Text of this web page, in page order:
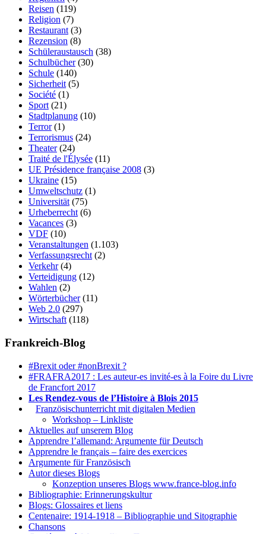
Reisen (119)
Religion (7)
Restaurant (3)
Rezension (8)
Schüleraustausch (38)
Schulbücher(30)
Schule (140)
Sicherheit (5)
Société (1)
Sport (21)
Stadtplanung (10)
Terror(1)
Terrorismus (24)
Theater(24)
Traité de l'Élysée (11)
UE Présidence française 2008 (3)
Ukraine (15)
Umweltschutz (1)
Universität (75)
Urheberrecht (6)
Vacances (3)
VDF (10)
Veranstaltungen (1.103)
Verfassungsrecht (2)
Verkehr(4)
Verteidigung (12)
Wahlen (2)
Wörterbücher(11)
Web 2.0 (297)
Wirtschaft (118)
Frankreich-Blog
#Brexit oder #nonBrexit ?
#FRAFRA2017 : Les auteur-es invité-es à la Foire du Livre
de Francfort 2017
Les Rendez-vous de l’Histoire à Blois 2015
Französischunterricht mit digitalen Medien
Workshop – Linkliste
Aktuelles auf unserem Blog
Apprendre l’allemand: Argumente für Deutsch
Apprendre le français – faire des exercices
Argumente für Französisch
Autor dieses Blogs
Konzeption unseres Blogs www.france-blog.info
Bibliographie: Erinnerungskultur
Blogs: Glossaires et liens
Centenaire: 1914-1918 – Bibliographie und Sitographie
Chansons